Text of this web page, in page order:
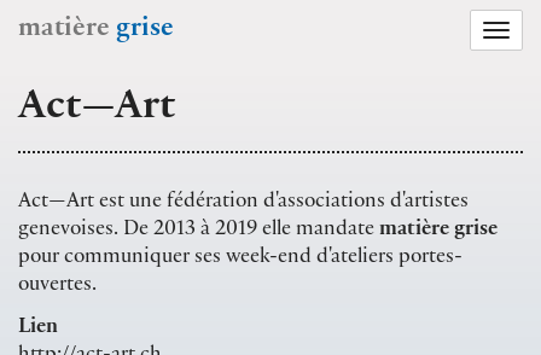
matière grise
Act—Art
Act—Art est une fédération d'associations d'artistes
genevoises. De 2013 à 2019 elle mandate matière grise
pour communiquer ses week-end d'ateliers portes-
ouvertes.
Lien